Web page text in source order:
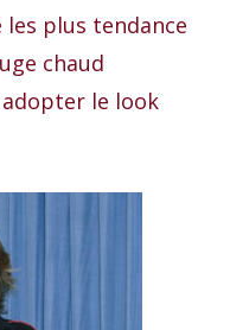
les plus tendance
chaud
le look